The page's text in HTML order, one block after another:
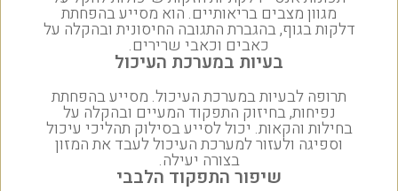
מגוון מצבים בריאותיים. הוא מסייע בהפחתת
דלקות בגוף, בהגברת התגובה החיסונית ובהקלה על
כאבים וכאבי שרירים.
בעיות במערכת העיכול
תרופה לבעיות במערכת העיכול. מסייע בהפחתת
נפיחות, בחיזוק התפקוד המעיים ובהקלה על
בחילות והקאות. יכול לסייע בסילוק תהליכי עיכול
וספיגה ולעזור למערכת העיכול לעבד את המזון
בצורה יעילה.
שיפור התפקוד הלבבי